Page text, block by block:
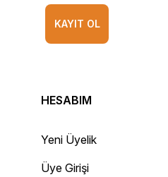
KAYIT OL
HESABIM
Yeni Üyelik
Üye Girişi